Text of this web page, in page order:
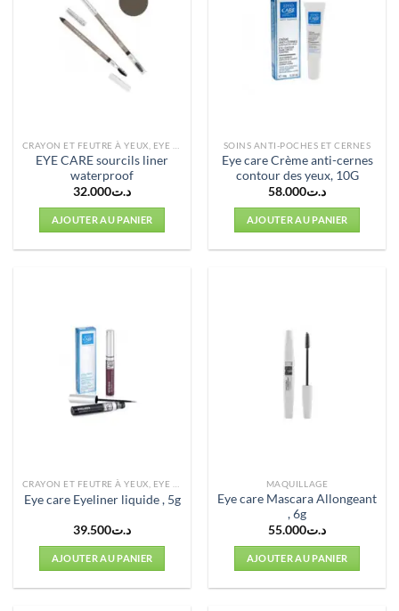
EYE CARE sourcils liner
waterproof
د.ت32.000
AJOUTER AU PANIER
SOINS ANTI-POCHES ET CERNES
Eye care Crème anti-cernes
contour des yeux, 10G
د.ت58.000
AJOUTER AU PANIER
Eye care Eyeliner liquide , 5g
د.ت39.500
AJOUTER AU PANIER
MAQUILLAGE
Eye care Mascara Allongeant
, 6g
د.ت55.000
AJOUTER AU PANIER